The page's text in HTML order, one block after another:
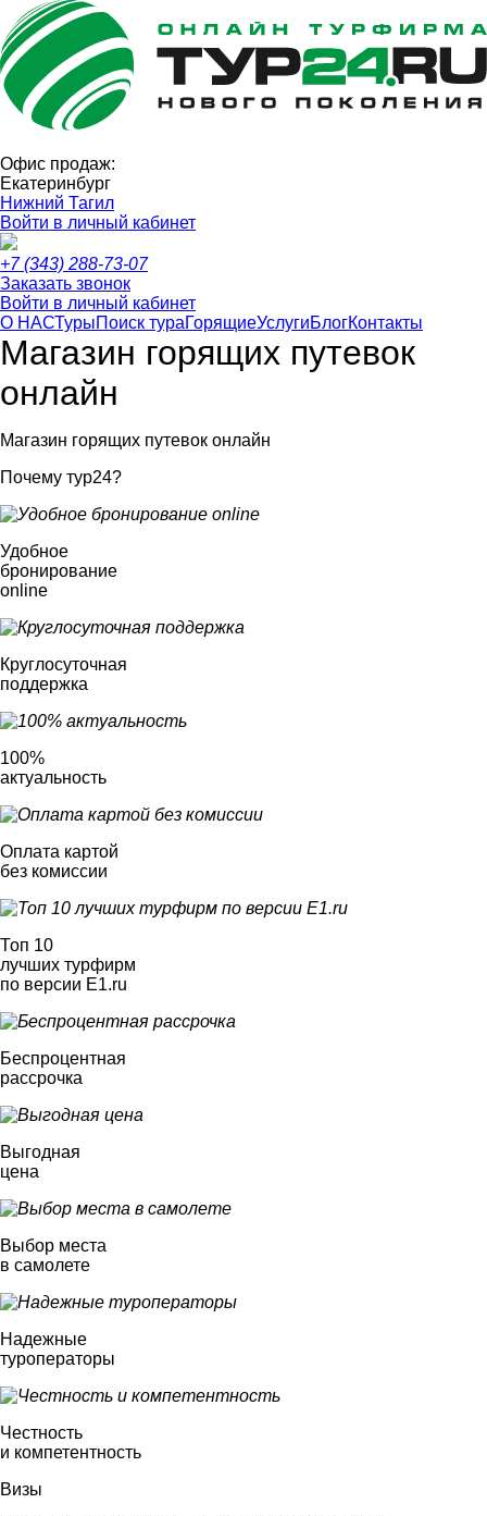
Офис продаж:
Екатеринбург
Нижний Тагил
Войти в личный кабинет
+7 (343) 288-73-07
Заказать звонок
Войти в личный кабинет
О НАСТурыПоиск тураГорящиеУслугиБлогКонтакты
Магазин горящих путевок
онлайн
Магазин горящих путевок онлайн
Почему тур24?
Удобное
бронирование
online
Круглосуточная
поддержка
100%
актуальность
Оплата картой
без комиссии
Топ 10
лучших турфирм
по версии E1.ru
Беспроцентная
рассрочка
Выгодная
цена
Выбор места
в самолете
Надежные
туроператоры
Честность
и компетентность
Визы